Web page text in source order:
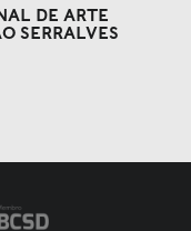
DE ARTE
SERRALVES